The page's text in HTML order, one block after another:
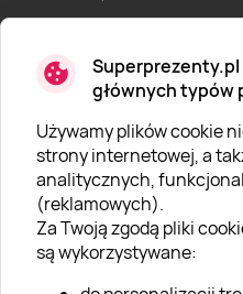
głównych typów
Używamy plików cookie
strony internetowej, a
analitycznych,
(reklamowych).
Za Twoją zgodą pliki
są wykorzystywane:
O SUPERPREZENTY
O nas
Aktualności
Kariera w Super Prezentach